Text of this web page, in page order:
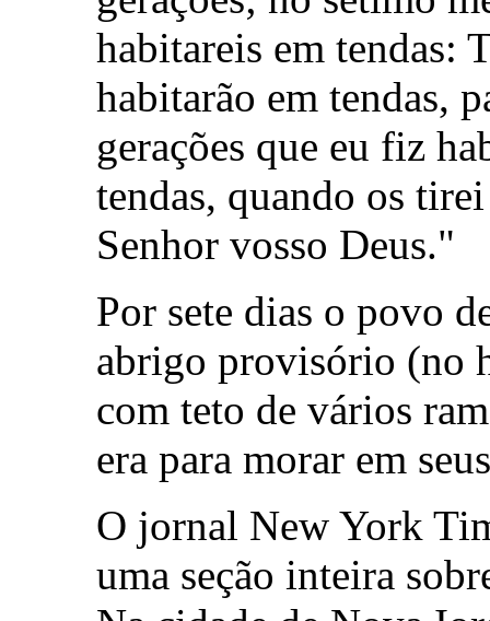
habitareis em tendas:
habitarão em tendas,
gerações que eu fiz
tendas, quando os
Senhor vosso Deus."
Por sete dias o povo
abrigo provisório (no
com teto de vários
era para morar em
O jornal New York
uma seção inteira